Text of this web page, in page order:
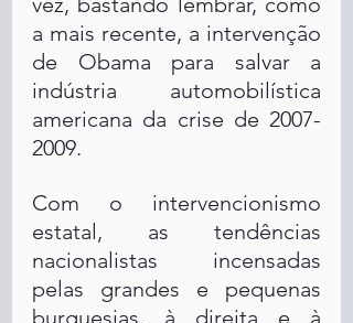
a mais recente, a intervenção
de Obama para salvar a
indústria automobilística
americana da crise de 2007-
2009.
Com o intervencionismo
estatal, as tendências
nacionalistas incensadas
pelas grandes e pequenas
burguesias, à direita e à